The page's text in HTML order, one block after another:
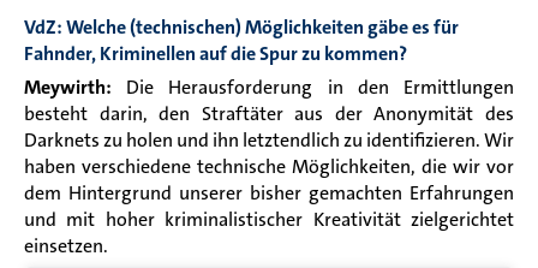
VdZ: Welche (technischen) Möglichkeiten gäbe es für
Fahnder, Kriminellen auf die Spur zu kommen?
Meywirth: Die Herausforderung in den Ermittlungen
besteht darin, den Straftäter aus der Anonymität des
Darknets zu holen und ihn letztendlich zu identifizieren. Wir
haben verschiedene technische Möglichkeiten, die wir vor
dem Hintergrund unserer bisher gemachten Erfahrungen
und mit hoher kriminalistischer Kreativität zielgerichtet
einsetzen.